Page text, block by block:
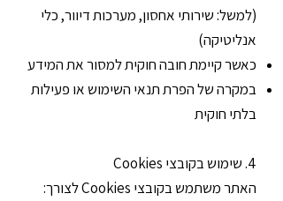
(למשל: שירותי אחסון, מערכות דיוור, כלי
אנליטיקה)
כאשר קיימת חובה חוקית למסור את המידע
במקרה של הפרת תנאי השימוש או פעילות
בלתי חוקית
4. שימוש בקובצי Cookies
האתר משתמש בקובצי Cookies לצורך: